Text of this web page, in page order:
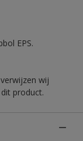
EPS.
wij
product.